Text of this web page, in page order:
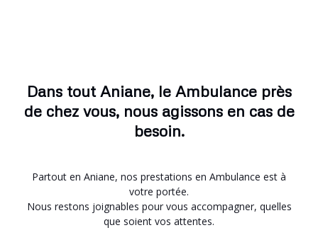
Dans tout Aniane, le Ambulance près
de chez vous, nous agissons en cas de
besoin.
Partout en Aniane, nos prestations en Ambulance est à
votre portée.
Nous restons joignables pour vous accompagner, quelles
que soient vos attentes.